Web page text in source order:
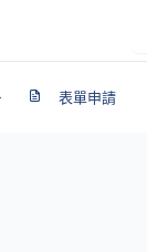
表單申請